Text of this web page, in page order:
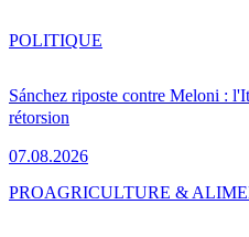
Sánchez riposte contre Meloni :
rétorsion
07.08.2026
POLITIQUE
PROAGRICULTURE &